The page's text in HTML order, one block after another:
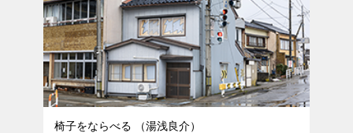
椅子をならべる （湯浅良介）